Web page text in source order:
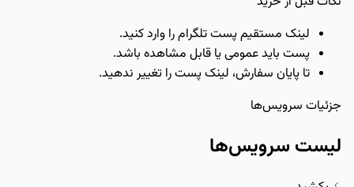
لینک مستقیم پست تلگرام را وارد کنید.
پست باید عمومی یا قابل مشاهده باشد.
تا پایان سفارش، لینک پست را تغییر ندهید.
سرویس‌ها
سرویس‌ها